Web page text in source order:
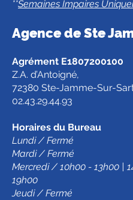
**Semaines Impaires
Agence de Ste
Agrément E1807200100
Z.A. d’Antoigné,
72380 Ste-Jamme-Sur-
02.43.29.44.93
Horaires du Bureau
Lundi / Fermé
Mardi / Fermé
Mercredi / 10h00 - 13h00 |
19h00
Jeudi / Fermé